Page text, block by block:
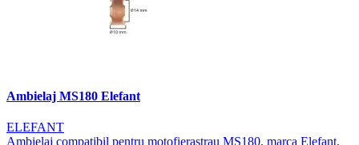
Ambielaj MS180 Elefant
ELEFANT
Ambielaj compatibil pentru motofierastrau MS180, marca Elefant.